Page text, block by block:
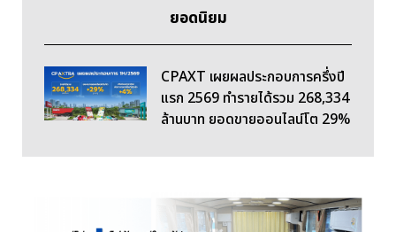
ยอดนิยม
CPAXT เผยผลประกอบการครึ่งปี
แรก 2569 ทำรายได้รวม 268,334
ล้านบาท ยอดขายออนไลน์โต 29%